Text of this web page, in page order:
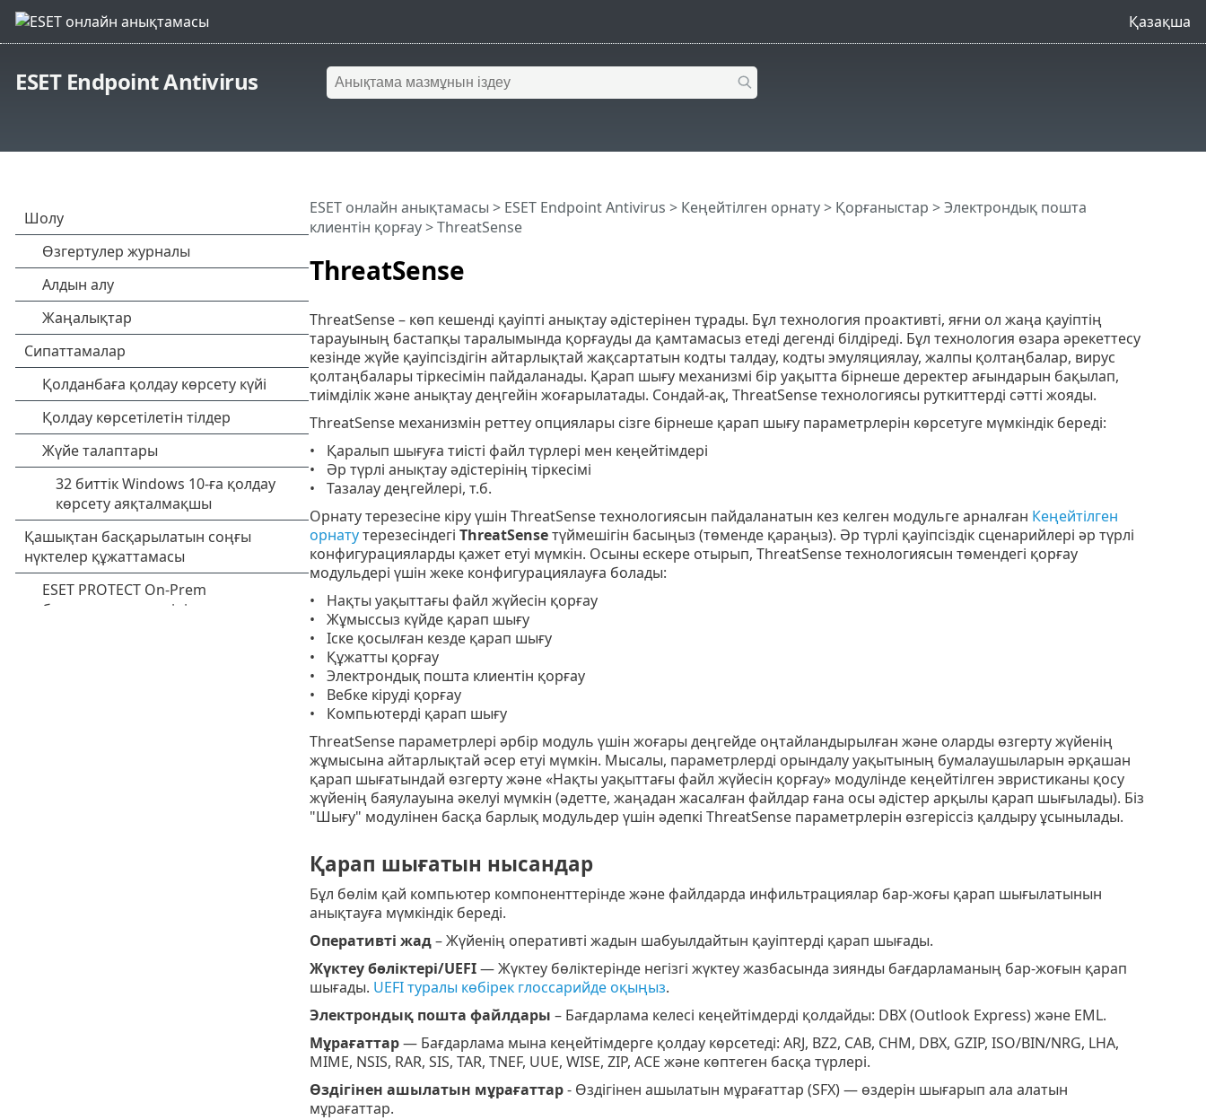
Қазақша
ESET Endpoint Antivirus
ThreatSense
ESET онлайн анықтамасы > ESET Endpoint Antivirus > Кеңейтілген орнату> Қорғаныстар >Электрондық пошта
клиентін қорғау> ThreatSense
ThreatSense – көп кешенді қауіпті анықтау әдістерінен тұрады. Бұл технология проактивті, яғни ол жаңа қауіптің
тарауының бастапқы таралымында қорғауды да қамтамасыз етеді дегенді білдіреді. Бұл технология өзара әрекеттесу
кезінде жүйе қауіпсіздігін айтарлықтай жақсартатын кодты талдау, кодты эмуляциялау, жалпы қолтаңбалар, вирус
қолтаңбалары тіркесімін пайдаланады. Қарап шығу механизмі бір уақытта бірнеше деректер ағындарын бақылап,
тиімділік және анықтау деңгейін жоғарылатады. Сондай-ақ, ThreatSense технологиясы руткиттерді сәтті жояды.
ThreatSense механизмін реттеу опциялары сізге бірнеше қарап шығу параметрлерін көрсетуге мүмкіндік береді:
Қаралып шығуға тиісті файл түрлері мен кеңейтімдері
Әр түрлі анықтау әдістерінің тіркесімі
Тазалау деңгейлері, т.б.
Орнату терезесіне кіру үшін ThreatSense технологиясын пайдаланатын кез келген модульге арналған Кеңейтілген
орнатутерезесіндегі ThreatSenseтүймешігін басыңыз (төменде қараңыз). Әр түрлі қауіпсіздік сценарийлері әр түрлі
конфигурацияларды қажет етуі мүмкін. Осыны ескере отырып, ThreatSense технологиясын төмендегі қорғау
модульдері үшін жеке конфигурациялауға болады:
Нақты уақыттағы файл жүйесін қорғау
Жұмыссыз күйде қарап шығу
Іске қосылған кезде қарап шығу
Құжатты қорғау
Электрондық пошта клиентін қорғау
Вебке кіруді қорғау
Компьютерді қарап шығу
ThreatSense параметрлері әрбір модуль үшін жоғары деңгейде оңтайландырылған және оларды өзгерту жүйенің
жұмысына айтарлықтай әсер етуі мүмкін. Мысалы, параметрлерді орындалу уақытының бумалаушыларын әрқашан
қарап шығатындай өзгерту және «Нақты уақыттағы файл жүйесін қорғау» модулінде кеңейтілген эвристиканы қосу
жүйенің баяулауына әкелуі мүмкін (әдетте, жаңадан жасалған файлдар ғана осы әдістер арқылы қарап шығылады). Біз
"Шығу" модулінен басқа барлық модульдер үшін әдепкі ThreatSense параметрлерін өзгеріссіз қалдыру ұсынылады.
Қарап шығатын нысандар
Бұл бөлім қай компьютер компоненттерінде және файлдарда инфильтрациялар бар-жоғы қарап шығылатынын
анықтауға мүмкіндік береді.
Оперативті жад– Жүйенің оперативті жадын шабуылдайтын қауіптерді қарап шығады.
Жүктеу бөліктері/UEFI— Жүктеу бөліктерінде негізгі жүктеу жазбасында зиянды бағдарламаның бар-жоғын қарап
шығады. UEFI туралы көбірек глоссарийде оқыңыз.
Электрондық пошта файлдары – Бағдарлама келесі кеңейтімдерді қолдайды: DBX (Outlook Express) және EML.
Мұрағаттар— Бағдарлама мына кеңейтімдерге қолдау көрсетеді: ARJ, BZ2, CAB, CHM, DBX, GZIP, ISO/BIN/NRG, LHA,
MIME, NSIS, RAR, SIS, TAR, TNEF, UUE, WISE, ZIP, ACE және көптеген басқа түрлері.
Өздігінен ашылатын мұрағаттар- Өздігінен ашылатын мұрағаттар (SFX) — өздерін шығарып ала алатын
мұрағаттар.